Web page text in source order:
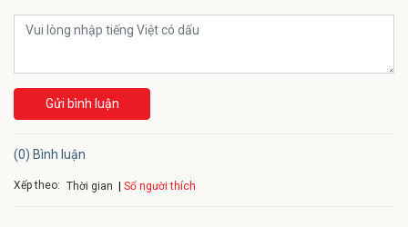
Gửi bình luận
(0) Bình luận
Xếp theo: Thời gian Số người thích